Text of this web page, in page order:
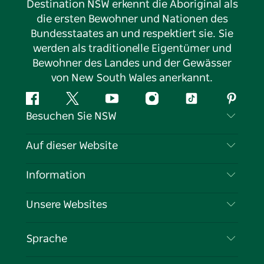
Destination NSW erkennt die Aboriginal als
die ersten Bewohner und Nationen des
Bundesstaates an und respektiert sie. Sie
werden als traditionelle Eigentümer und
Bewohner des Landes und der Gewässer
von New South Wales anerkannt.
FacebookTwitter YouTubeInstagramTikTok
Besuchen Sie NSW
Kontaktieren Sie uns
Cookie-Hinweis
Auf dieser Website
Reiseziele
Veranstaltungen
Information
Reiseinformationen
Unternehmen in NSW
Unsere Websites
Sprache